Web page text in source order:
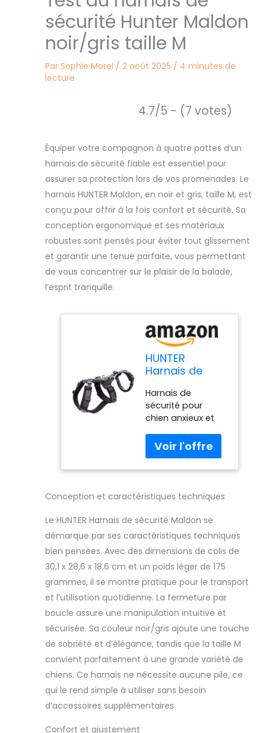
sécurité Hunter Maldon
noir/gris taille M
Par Sophie Morel / 2 août 2025 / 4 minutes de
lecture
4.7/5 - (7 votes)
Équiper votre compagnon à quatre pattes d’un
harnais de sécurité fiable est essentiel pour
assurer sa protection lors de vos promenades. Le
harnais HUNTER Maldon, en noir et gris, taille M, est
conçu pour offrir à la fois confort et sécurité. Sa
conception ergonomique et ses matériaux
robustes sont pensés pour éviter tout glissement
et garantir une tenue parfaite, vous permettant
de vous concentrer sur le plaisir de la balade,
l’esprit tranquille.
HUNTER
Harnais de
Maldon
couleur
noir/gris, taille
M
Harnais de
sécurité pour
chien anxieux et
ceinture amovible
pour utilisation en
Y classique Avec
rembourrée (à
partir de la taille S-
M Rembourrage
doux, surtout aux
points de
pression,
hautement
réfléchissant
grâce au matériau
Reflective Réglable
jusqu'à 7 positions
(harnais à partir
de la taille S-M : 5
positions, ceinture
: 2 vitesses) taille :
cou 50-84 cm |
ventre 53-71 cm |
Conception et caractéristiques techniques
Le HUNTER Harnais de sécurité Maldon se
démarque par ses caractéristiques techniques
bien pensées. Avec des dimensions de colis de
30,1 x 28,6 x 18,6 cm et un poids léger de 175
grammes, il se montre pratique pour le transport
et l’utilisation quotidienne. La fermeture par
boucle assure une manipulation intuitive et
sécurisée. Sa couleur noir/gris ajoute une touche
de sobriété et d’élégance, tandis que la taille M
convient parfaitement à une grande variété de
chiens. Ce harnais ne nécessite aucune pile, ce
qui le rend simple à utiliser sans besoin
d’accessoires supplémentaires.
Confort et ajustement